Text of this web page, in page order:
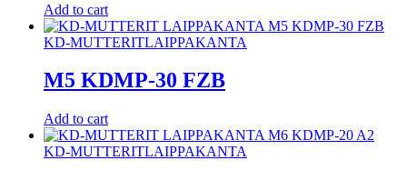
Add to cart
KD-MUTTERITLAIPPAKANTA
M5 KDMP-30 FZB
Add to cart
KD-MUTTERITLAIPPAKANTA